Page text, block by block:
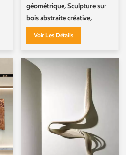
géométrique, Sculpture sur
bois abstraite créative,
ornement sur pied
Voir Les Détails